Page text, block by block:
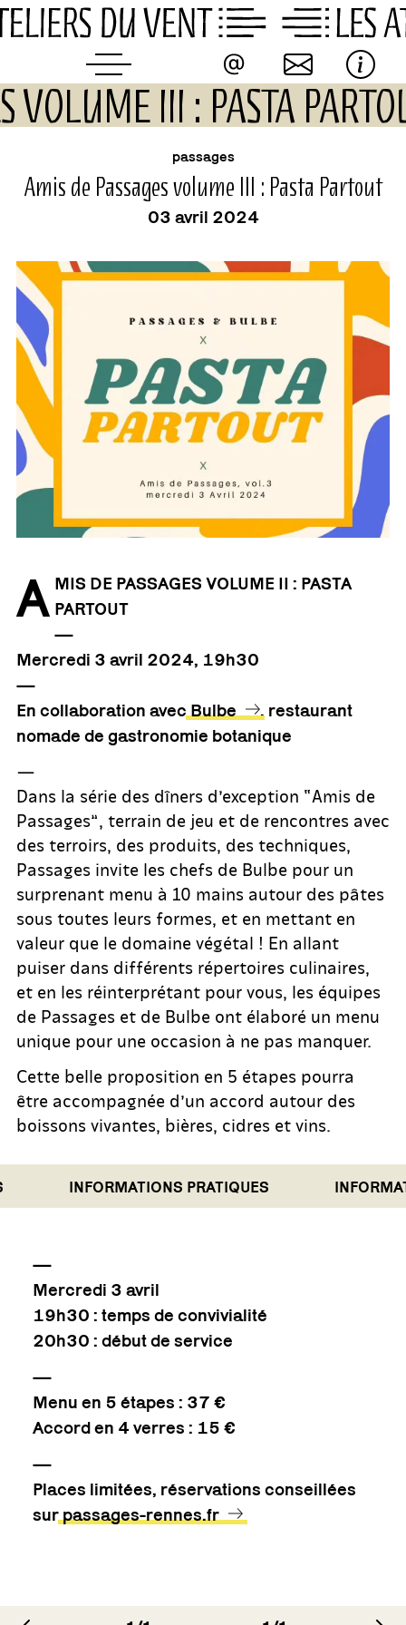
Skip
to
VOLUME III : PASTA
événement
passages
Amis de Passages volume III : Pasta Partout
03 avril 2024
A MIS DE PASSAGES VOLUME II : PASTA
PARTOUT
—
Mercredi 3 avril 2024, 19h30
—
En collaboration avec Bulbe
, restaurant
nomade de gastronomie botanique
—
Dans la série des dîners d’exception “Amis de
Passages”, terrain de jeu et de rencontres avec
des terroirs, des produits, des techniques,
Passages invite les chefs de Bulbe pour un
surprenant menu à 10 mains autour des pâtes
sous toutes leurs formes, et en mettant en
valeur que le domaine végétal ! En allant
puiser dans différents répertoires culinaires,
et en les réinterprétant pour vous, les équipes
de Passages et de Bulbe ont élaboré un menu
unique pour une occasion à ne pas manquer.
Cette belle proposition en 5 étapes pourra
être accompagnée d’un accord autour des
boissons vivantes, bières, cidres et vins.
INFORMATIONS PRATIQUES
—
Mercredi 3 avril
19h30 : temps de convivialité
20h30 : début de service
—
Menu en 5 étapes : 37 €
Accord en 4 verres : 15 €
—
Places limitées, réservations conseillées
sur passages-rennes.fr